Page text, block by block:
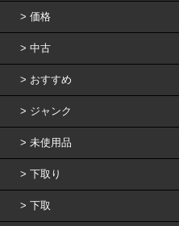
価格
中古
おすすめ
ジャンク
未使用品
下取り
下取